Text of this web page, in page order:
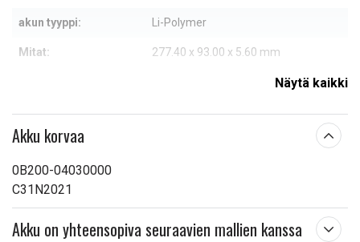
akun tyyppi: Li-Polymer
Mitat: 277.40 x 93.00 x 5.60 mm
Näytä kaikki
Akku korvaa
0B200-04030000
C31N2021
Akku on yhteensopiva seuraavien mallien kanssa